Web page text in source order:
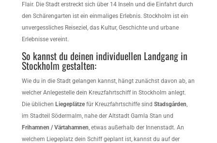
Flair. Die Stadt erstreckt sich über 14 Inseln und die Einfahrt durch
den Schärengarten ist ein einmaliges Erlebnis. Stockholm ist ein
unvergessliches Reiseziel, das Kultur, Geschichte und urbane
Erlebnisse vereint.
So kannst du deinen individuellen Landgang in
Stockholm gestalten:
Wie du in die Stadt gelangen kannst, hängt zunächst davon ab, an
welcher Anlegestelle dein Kreuzfahrtschiff in Stockholm anlegt.
Die üblichen Liegeplätzefür Kreuzfahrtschiffe sind Stadsgården,
im Stadteil Södermalm, nahe der Altstadt Gamla Stan und
Frihamnen / Värtahamnen, etwas außerhalb der Innenstadt. An
welchem Liegeplatz dein Schiff geplant ist, kannst du auf der